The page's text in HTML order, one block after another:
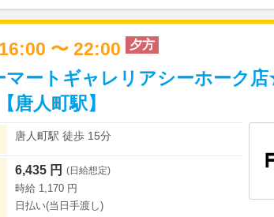
〜 22:00 夕方
マートギャレリアシーホーク
唐人町駅】
唐人町駅 徒歩 15分
6,435 円 (日給想定)
時給 1,170 円
日払い(当日手渡し)